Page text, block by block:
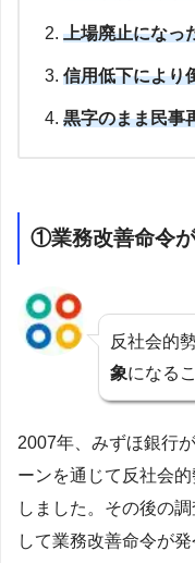
上場廃止になっ
信用低下により
黒字のまま民事
①業務改善命令
反社会的
象になる
2007年、みずほ銀行
ーンを通じて反社会
しました。その後の
して業務改善命令が発